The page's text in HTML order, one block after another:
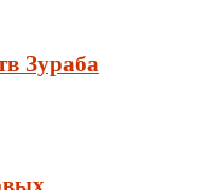
Зураба